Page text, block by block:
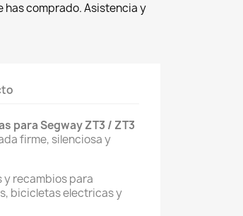
comprado. Asistencia y
para Segway ZT3 / ZT3
firme, silenciosa y
y recambios para
bicicletas electricas y